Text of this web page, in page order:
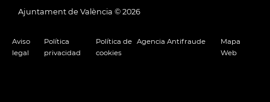
Ajuntament de València © 2026
Aviso
legal
Política
privacidad
Política de
cookies
Agencia Antifraude
Mapa
Web